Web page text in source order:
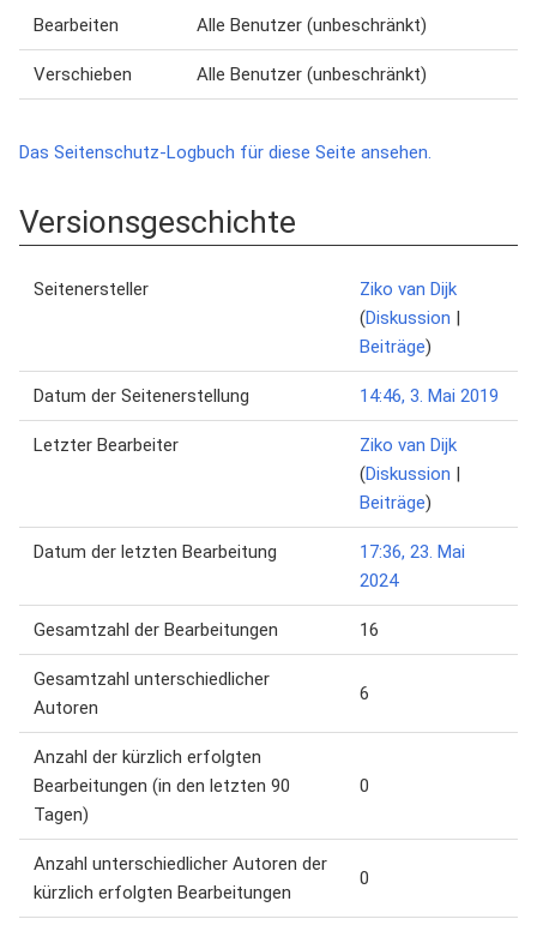
Bearbeiten Alle Benutzer (unbeschränkt)
Verschieben Alle Benutzer (unbeschränkt)
Das Seitenschutz-Logbuch für diese Seite ansehen.
Versionsgeschichte
Seitenersteller
Ziko van Dijk
(Diskussion |
Beiträge)
Datum der Seitenerstellung 14:46, 3. Mai 2019
Letzter Bearbeiter
Ziko van Dijk
(Diskussion |
Beiträge)
Datum der letzten Bearbeitung
17:36, 23. Mai
2024
Gesamtzahl der Bearbeitungen 16
Gesamtzahl unterschiedlicher
Autoren
6
Anzahl der kürzlich erfolgten
Bearbeitungen (in den letzten 90
Tagen)
0
Anzahl unterschiedlicher Autoren der
kürzlich erfolgten Bearbeitungen
0